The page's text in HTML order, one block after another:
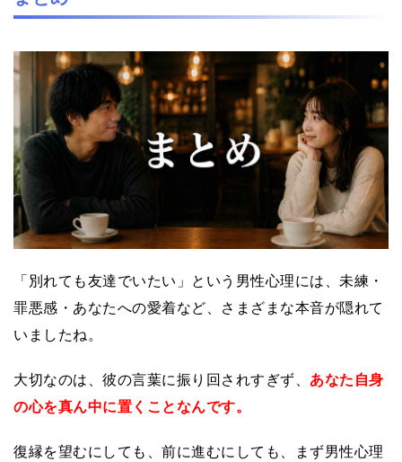
「別れても友達でいたい」という男性心理には、未練・
罪悪感・あなたへの愛着など、さまざまな本音が隠れて
いましたね。
大切なのは、彼の言葉に振り回されすぎず、 あなた自身
の心を真ん中に置くことなんです。
復縁を望むにしても、前に進むにしても、まず男性心理